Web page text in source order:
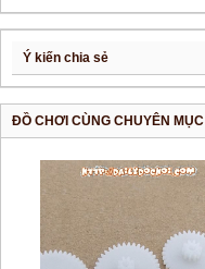
Ý kiến chia sẻ
ĐỒ CHƠI CÙNG CHUYÊN MỤC